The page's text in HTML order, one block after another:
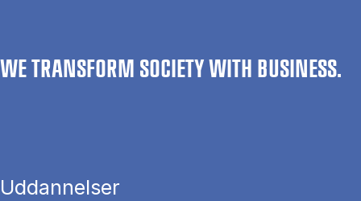
WE TRANSFORM SOCIETY WITH BUSINESS.
Uddannelser